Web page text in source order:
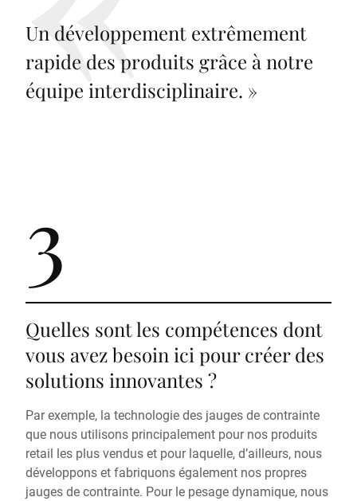
Un développement extrêmement
rapide des produits grâce à notre
équipe interdisciplinaire. »
3
Quelles sont les compétences dont
vous avez besoin ici pour créer des
solutions innovantes ?
Par exemple, la technologie des jauges de contrainte
que nous utilisons principalement pour nos produits
retail les plus vendus et pour laquelle, d’ailleurs, nous
développons et fabriquons également nos propres
jauges de contrainte. Pour le pesage dynamique, nous